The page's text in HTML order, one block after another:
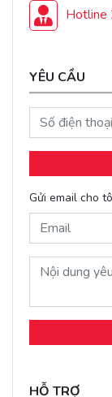
YÊU CẦU
Gửi email cho
HỖ TRỢ